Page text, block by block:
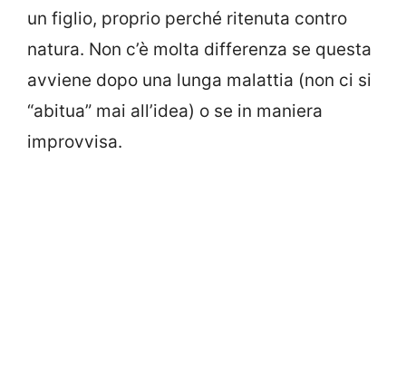
un figlio, proprio perché ritenuta contro
natura. Non c’è molta differenza se questa
avviene dopo una lunga malattia (non ci si
“abitua” mai all’idea) o se in maniera
improvvisa.